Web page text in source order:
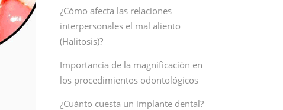
¿Cómo afecta las relaciones
interpersonales el mal aliento
(Halitosis)?
Importancia de la magnificación en
los procedimientos odontológicos
¿Cuánto cuesta un implante dental?